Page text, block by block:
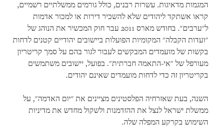
המגמות מדאיגות. עשרות רבנים, כולל גורמים ממשלתיים רשמיים,
קראו אשתקד ליהודים שלא להשכיר דירות או למכור אדמות
ל"ערבים". בחודש מארס 2011 עבר חוק המכשיר את הנוהג של
"ועדות הקבלה" המקומיות הפועלות ביישובים יהודיים קטנים לדחות
בקשות של מועמדים המבקשים לעבור לגור בהם על סמך קריטריון
מעורפל של "אי-התאמה חברתית". בפועל, יישובים משתמשים
בקריטריון זה כדי לדחות מועמדים שאינם יהודים.
השנה, בעת שאזרחיה הפלסטינים מציינים את "יום האדמה", על
ממשלת ישראל לנצל את ההזדמנות ולשקול מחדש את מדיניות
השימוש בקרקע המפלה שלה.